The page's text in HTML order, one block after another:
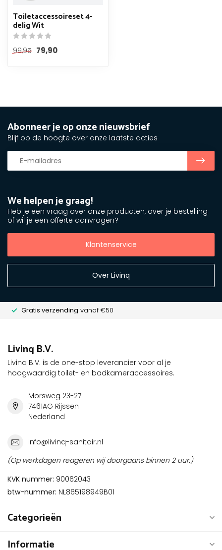
Toiletaccessoireset 4-
delig Wit
99,95 79,90
We helpen je graag!
Heb je een vraag over onze producten, over je bestelling
of wil je een offerte aanvragen?
Klantenservice
Over Livinq
Abonneer je op onze nieuwsbrief
Blijf op de hoogte over onze laatste acties
Gratis verzending vanaf €50
Livinq B.V.
Livinq B.V. is de one-stop leverancier voor al je
hoogwaardig toilet- en badkameraccessoires.
Morsweg 23-27
7461AG Rijssen
Nederland
info@livinq-sanitair.nl
(Op werkdagen reageren wij doorgaans binnen 2 uur.)
KVK nummer: 90062043
btw-nummer: NL865198949B01
Categorieën
Informatie